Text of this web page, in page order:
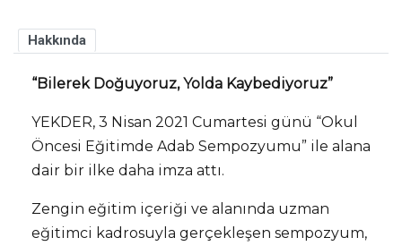
Hakkında
“Bilerek Doğuyoruz, Yolda Kaybediyoruz”
YEKDER, 3 Nisan 2021 Cumartesi günü “Okul
Öncesi Eğitimde Adab Sempozyumu” ile alana
dair bir ilke daha imza attı.
Zengin eğitim içeriği ve alanında uzman
eğitimci kadrosuyla gerçekleşen sempozyum,